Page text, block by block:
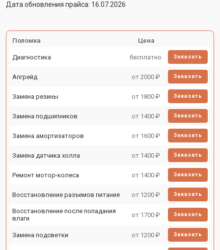
Дата обновления прайса: 16.07.2026
Поломка Цена
Диагностика бесплатно Заказать
Апгрейд от 2000 ₽ Заказать
Замена резины от 1800 ₽ Заказать
Замена подшипников от 1400 ₽ Заказать
Замена амортизаторов от 1600 ₽ Заказать
Замена датчика холла от 1400 ₽ Заказать
Ремонт мотор-колеса от 1400 ₽ Заказать
Восстановление разъемов питания от 1200 ₽ Заказать
Восстановление после попадания
влаги
от 1700 ₽ Заказать
Замена подсветки от 1200 ₽ Заказать